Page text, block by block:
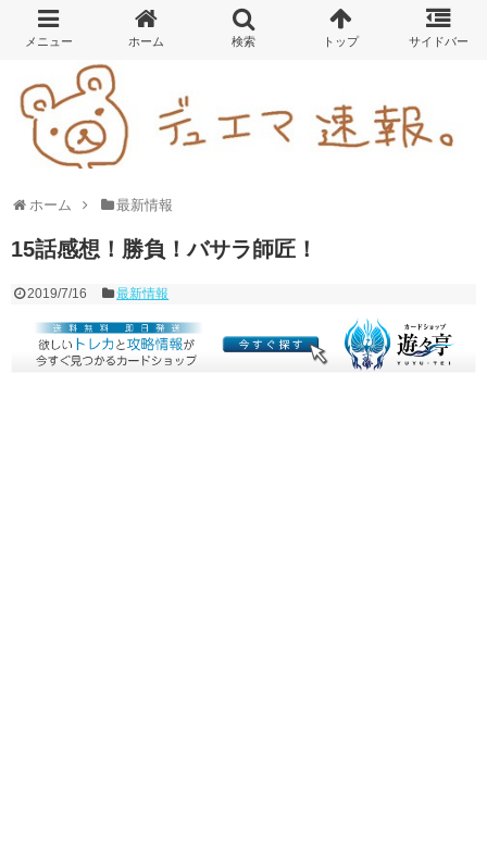
ホーム 最新情報
15話感想！勝負！バサラ師匠！
2019/7/16 最新情報